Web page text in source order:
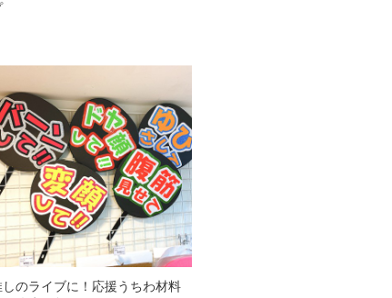
しのライブに！応援うちわ材料